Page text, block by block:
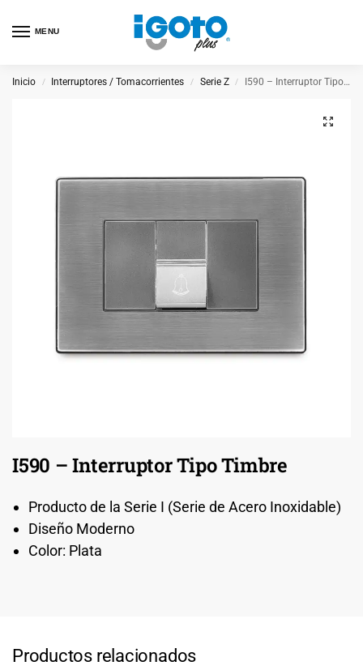
MENU
Inicio / Interruptores / Tomacorrientes / Serie Z / I590 – Interruptor Tipo Timbre
I590 – Interruptor Tipo Timbre
Producto de la Serie I (Serie de Acero Inoxidable)
Diseño Moderno
Color: Plata
Productos relacionados